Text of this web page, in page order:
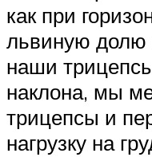
как при
львиную долю
наши
наклона, мы
трицепсы и
нагрузку на